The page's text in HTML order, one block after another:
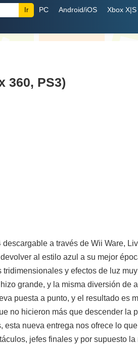
PC Android/iOS Xbox X|S
360, PS3)
a través de Wii Ware,
al estilo azul a su mejor
y efectos de luz
grande, y la misma diversión de
puesta a punto, y el resultado es
no hicieron más que descender la
nueva entrega nos ofrece lo
jefes finales y por supuesto